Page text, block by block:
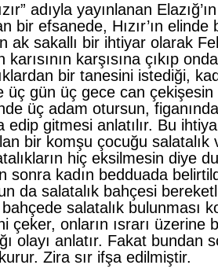
adıyla yayınlanan
bir efsanede, Hızır’ın
ak sakallı bir ihtiyar olarak
karısının karşısına çıkıp
bir tanesini istediği,
üç gün üç gece can çekişesin
üç adam otursun,
edip gitmesi anlatılır. Bu
bir komşu çocuğu salatalık
hiç eksilmesin diye
sonra kadın bedduada
da salatalık bahçesi
salatalık bulunması
çeker, onların ısrarı üzerine
olayı anlatır. Fakat bundan
Zira sır ifşa edilmiştir.